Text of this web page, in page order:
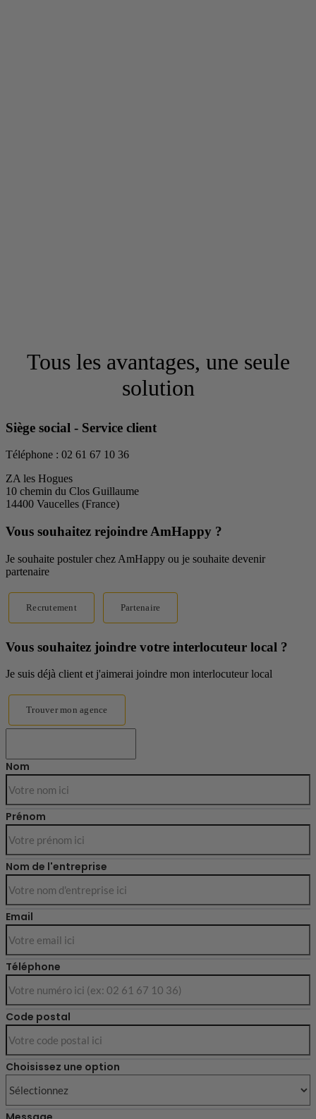
Tous les avantages, une seule
solution
Siège social - Service client
Téléphone : 02 61 67 10 36
ZA les Hogues
10 chemin du Clos Guillaume
14400 Vaucelles (France)
Vous souhaitez rejoindre AmHappy ?
Je souhaite postuler chez AmHappy ou je souhaite devenir
partenaire
Recrutement Partenaire
Vous souhaitez joindre votre interlocuteur local ?
Je suis déjà client et j'aimerai joindre mon interlocuteur local
Trouver mon agence
Nom
Prénom
Nom de l'entreprise
Email
Téléphone
Code postal
Choisissez une option